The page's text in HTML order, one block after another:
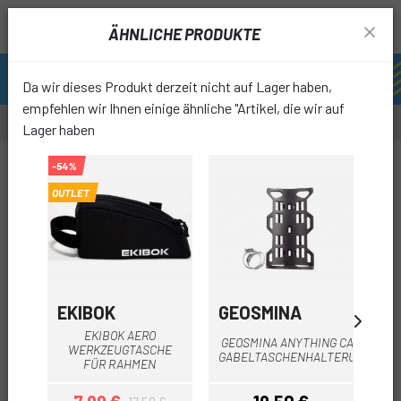
ÄHNLICHE PRODUKTE
Da wir dieses Produkt derzeit nicht auf Lager haben,
empfehlen wir Ihnen einige ähnliche "Artikel, die wir auf
Lager haben
-54%
OUTLET
EKIBOK
EKIBOK AERO
WERKZEUGTASCHE
FÜR RAHMEN
GEOSMINA
GEOSMINA ANYTHING CAGE
GABELTASCHENHALTERUNG